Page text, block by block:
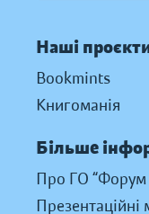
Наші
Bookmints
Книгоманія
Більше
Про ГО “Форум
Презентаційні